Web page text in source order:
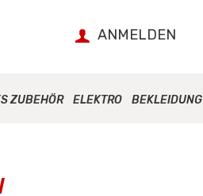
ANMELDEN
ZUBEHÖR ELEKTRO BEKLEIDUNG